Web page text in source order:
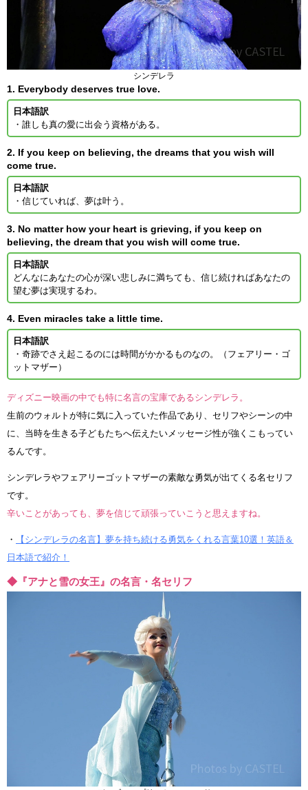
シンデレラ
1. Everybody deserves true love.
日本語訳
・誰しも真の愛に出会う資格がある。
2. If you keep on believing, the dreams that you wish will
come true.
日本語訳
・信じていれば、夢は叶う。
3. No matter how your heart is grieving, if you keep on
believing, the dream that you wish will come true.
日本語訳
どんなにあなたの心が深い悲しみに満ちても、信じ続ければあなたの
望む夢は実現するわ。
4. Even miracles take a little time.
日本語訳
・奇跡でさえ起こるのには時間がかかるものなの。（フェアリー・ゴ
ットマザー）
ディズニー映画の中でも特に名言の宝庫であるシンデレラ。
生前のウォルトが特に気に入っていた作品であり、セリフやシーンの中
に、当時を生きる子どもたちへ伝えたいメッセージ性が強くこもってい
るんです。
シンデレラやフェアリーゴットマザーの素敵な勇気が出てくる名セリフ
です。
辛いことがあっても、夢を信じて頑張っていこうと思えますね。
・
【シンデレラの名言】夢を持ち続ける勇気をくれる言葉10選！英語＆
日本語で紹介！
◆『アナと雪の女王』の名言・名セリフ